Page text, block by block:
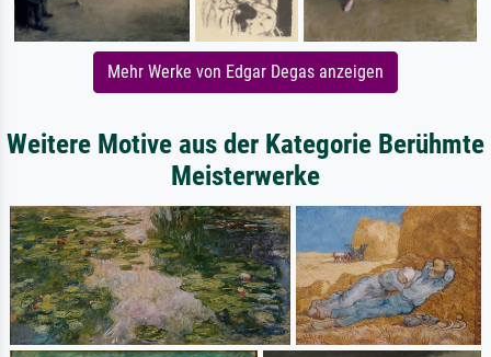
Mehr Werke von Edgar Degas anzeigen
Weitere Motive aus der Kategorie Berühmte
Meisterwerke